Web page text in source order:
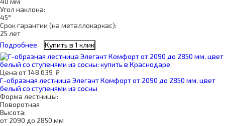
Угол наклона:
45°
Срок гарантии (на металлокаркас):
25 лет
Подробнее
Купить в 1 клик
Цена от148 639 ₽
Г-образная лестница Элегант Комфорт от 2090 до 2850 мм, цвет
белый со ступенями из сосны
Форма лестницы:
Поворотная
Высота:
от 2090 до 2850 мм